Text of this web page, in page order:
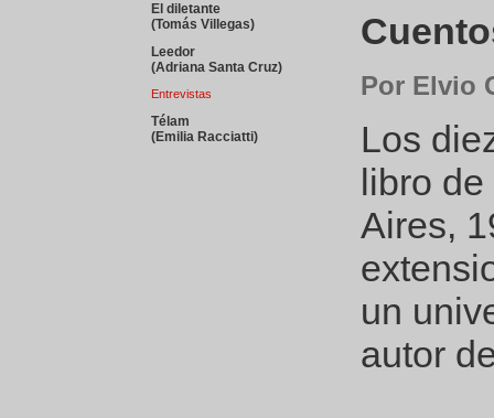
El diletante
(Tomás Villegas)
Leedor
(Adriana Santa Cruz)
Entrevistas
Télam
(Emilia Racciatti)
Por Elvio
Los
libro
Aires,
un
autor